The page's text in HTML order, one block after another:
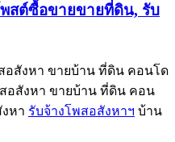
สต์ซื้อขายขายที่ดิน, รับ
อสังหา ขายบ้าน ที่ดิน คอนโด
อสังหา ขายบ้าน ที่ดิน คอน
หา รับจ้างโพสอสังหาฯ บ้าน